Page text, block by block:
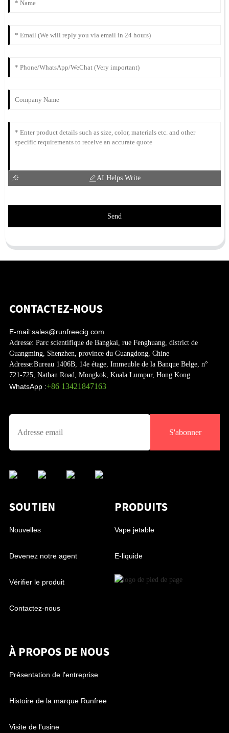
AI Helps Write
Send
CONTACTEZ-NOUS
E-mail:sales@runfreecig.com
Adresse: Parc scientifique de Bangkai, rue Fenghuang, district de
Guangming, Shenzhen, province du Guangdong, Chine
Adresse:Bureau 1406B, 14e étage, Immeuble de la Banque Belge, n°
721-725, Nathan Road, Mongkok, Kuala Lumpur, Hong Kong
WhatsApp :+86 13421847163
S'abonner
SOUTIEN
Nouvelles
Devenez notre agent
Vérifier le produit
Contactez-nous
PRODUITS
Vape jetable
E-liquide
À PROPOS DE NOUS
Présentation de l'entreprise
Histoire de la marque Runfree
Visite de l'usine